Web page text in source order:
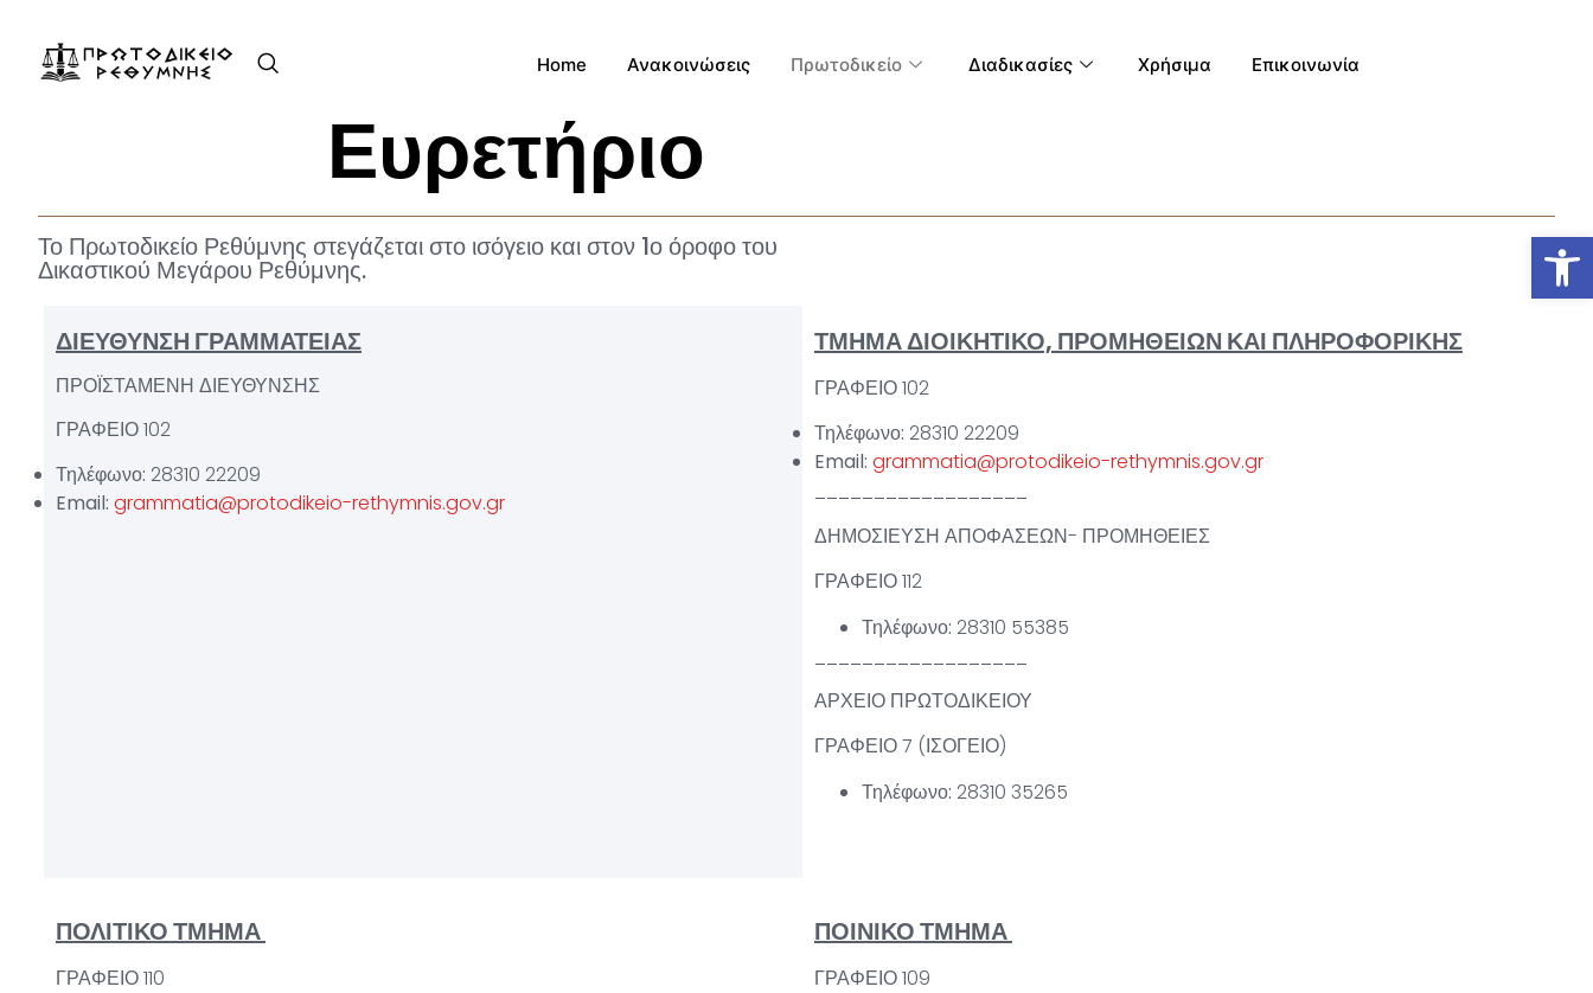
Home Ανακοινώσεις Πρωτοδικείο Διαδικασίες Χρήσιμα Επικοινωνία
Ευρετήριο
Το Πρωτοδικείο Ρεθύμνης στεγάζεται στο ισόγειο και στον 1ο όροφο του
Δικαστικού Μεγάρου Ρεθύμνης.
ΔΙΕΥΘΥΝΣΗ ΓΡΑΜΜΑΤΕΙΑΣ
ΠΡΟΪΣΤΑΜΕΝΗ ΔΙΕΥΘΥΝΣΗΣ
ΓΡΑΦΕΙΟ 102
Τηλέφωνο: 28310 22209
Email: grammatia@protodikeio-rethymnis.gov.gr
ΤΜΗΜΑ ΔΙΟΙΚΗΤΙΚΟ, ΠΡΟΜΗΘΕΙΩΝ ΚΑΙ ΠΛΗΡΟΦΟΡΙΚΗΣ
ΓΡΑΦΕΙΟ 102
Τηλέφωνο: 28310 22209
Email: grammatia@protodikeio-rethymnis.gov.gr
ΔΗΜΟΣΙΕΥΣΗ ΑΠΟΦΑΣΕΩΝ- ΠΡΟΜΗΘΕΙΕΣ
ΓΡΑΦΕΙΟ 112
Τηλέφωνο: 28310 55385
ΑΡΧΕΙΟ ΠΡΩΤΟΔΙΚΕΙΟΥ
ΓΡΑΦΕΙΟ 7 (ΙΣΟΓΕΙΟ)
Τηλέφωνο: 28310 35265
ΠΟΛΙΤΙΚΟ ΤΜΗΜΑ
ΓΡΑΦΕΙΟ 110
ΠΟΙΝΙΚΟ ΤΜΗΜΑ
ΓΡΑΦΕΙΟ 109